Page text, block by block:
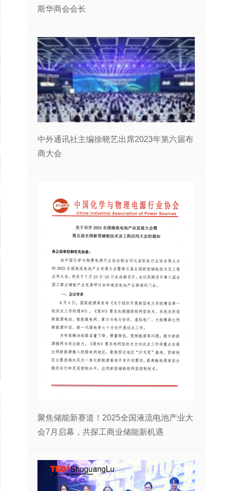
斯华商会会长
中外通讯社主编徐晓艺出席2023年第六届布
商大会
聚焦储能新赛道！2025全国液流电池产业大
会7月启幕，共探工商业储能新机遇